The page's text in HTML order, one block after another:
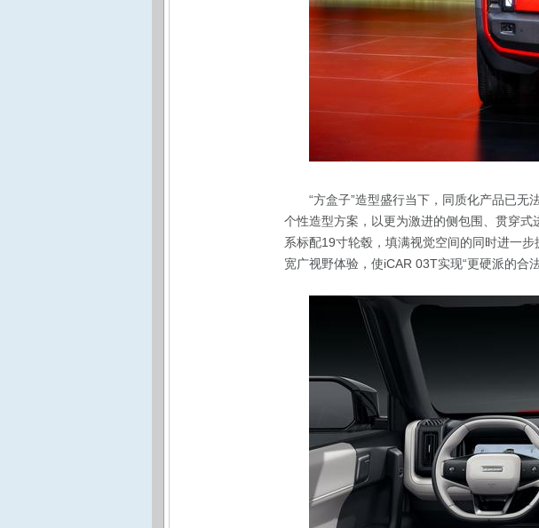
“方盒子”造型盛行当下，同质化产品已
个性造型方案，以更为激进的侧包围、贯穿
系标配19寸轮毂，填满视觉空间的同时进一
宽广视野体验，使iCAR 03T实现“更硬派的合法